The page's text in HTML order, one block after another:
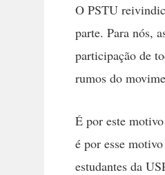
O PSTU
parte. Para nós,
participação de
rumos do
É por este
é por esse
estudantes da